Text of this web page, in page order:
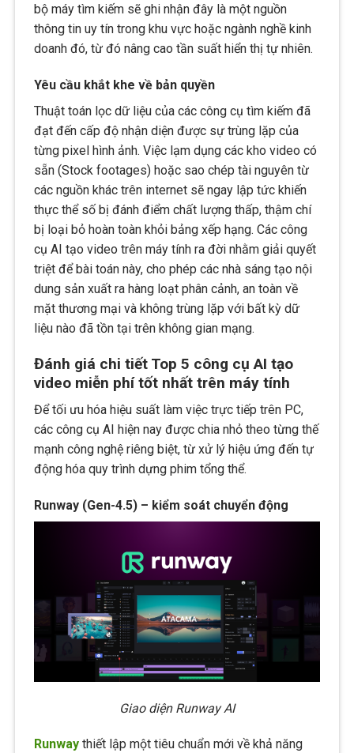
bộ máy tìm kiếm sẽ ghi nhận đây là một nguồn
thông tin uy tín trong khu vực hoặc ngành nghề kinh
doanh đó, từ đó nâng cao tần suất hiển thị tự nhiên.
Yêu cầu khắt khe về bản quyền
Thuật toán lọc dữ liệu của các công cụ tìm kiếm đã
đạt đến cấp độ nhận diện được sự trùng lặp của
từng pixel hình ảnh. Việc lạm dụng các kho video có
sẵn (Stock footages) hoặc sao chép tài nguyên từ
các nguồn khác trên internet sẽ ngay lập tức khiến
thực thể số bị đánh điểm chất lượng thấp, thậm chí
bị loại bỏ hoàn toàn khỏi bảng xếp hạng. Các công
cụ AI tạo video trên máy tính ra đời nhằm giải quyết
triệt để bài toán này, cho phép các nhà sáng tạo nội
dung sản xuất ra hàng loạt phân cảnh, an toàn về
mặt thương mại và không trùng lặp với bất kỳ dữ
liệu nào đã tồn tại trên không gian mạng.
Đánh giá chi tiết Top 5 công cụ AI tạo
video miễn phí tốt nhất trên máy tính
Để tối ưu hóa hiệu suất làm việc trực tiếp trên PC,
các công cụ AI hiện nay được chia nhỏ theo từng thế
mạnh công nghệ riêng biệt, từ xử lý hiệu ứng đến tự
động hóa quy trình dựng phim tổng thể.
Runway (Gen-4.5) – kiểm soát chuyển động
Giao diện Runway AI
Runway thiết lập một tiêu chuẩn mới về khả năng